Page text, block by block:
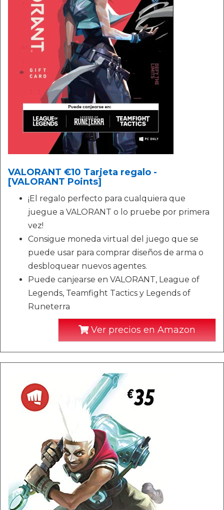
VALORANT €10 Tarjeta regalo -
[VALORANT Points]
¡El regalo perfecto para cualquiera que
juegue a VALORANT o lo pruebe por primera
vez!
Consigue moneda virtual del juego que se
puede usar para comprar diseños de arma o
desbloquear nuevos agentes.
Puede canjearse en VALORANT, League of
Legends, Teamfight Tactics y Legends of
Runeterra
Ver precios en Amazon